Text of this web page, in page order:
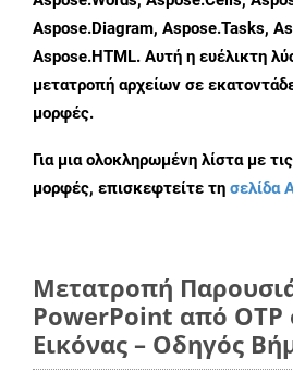
Aspose.Diagram, Aspose.Tasks,
Aspose.HTML. Αυτή η ευέλικτη
μετατροπή αρχείων σε
μορφές.
Για μια ολοκληρωμένη λίστα με
μορφές, επισκεφτείτε τη σελίδα
Μετατροπή
PowerPoint από
Εικόνας – Οδηγός